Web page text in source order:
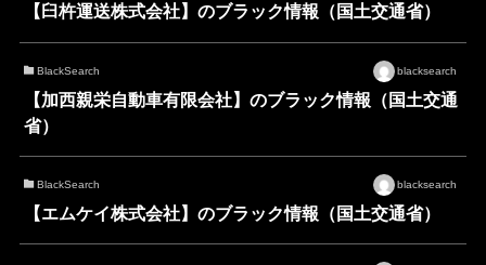
【臼杵運送株式会社】のブラック情報（国土交通省）
BlackSearch blacksearch
【加西親栄自動車有限会社】のブラック情報（国土交通
省）
BlackSearch blacksearch
【エムケイ株式会社】のブラック情報（国土交通省）